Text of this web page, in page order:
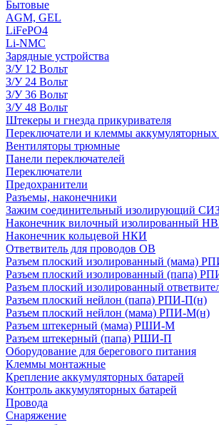
Бытовые
AGM, GEL
LiFePO4
Li-NMC
Зарядные устройства
З/У 12 Вольт
З/У 24 Вольт
З/У 36 Вольт
З/У 48 Вольт
Штекеры и гнезда прикуривателя
Переключатели и клеммы аккумуляторных
Вентиляторы трюмные
Панели переключателей
Переключатели
Предохранители
Разъемы, наконечники
Зажим соединительный изолирующий
Наконечник вилочный изолированный
Наконечник кольцевой НКИ
Ответвитель для проводов ОВ
Разъем плоский изолированный (мама)
Разъем плоский изолированный (папа)
Разъем плоский изолированный
Разъем плоский нейлон (папа) РПИ-П(н)
Разъем плоский нейлон (мама) РПИ-М(н)
Разъем штекерный (мама) РШИ-М
Разъем штекерный (папа) РШИ-П
Оборудование для берегового питания
Клеммы монтажные
Крепление аккумуляторных батарей
Контроль аккумуляторных батарей
Провода
Снаряжение